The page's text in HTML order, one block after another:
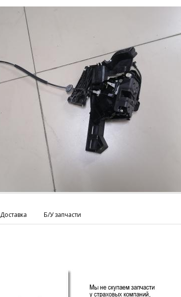
Доставка Б/У запчасти